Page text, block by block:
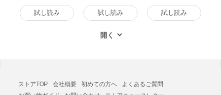
試し読み 試し読み 試し読み
ストアTOP 会社概要 初めての方へ
よくあるご質問